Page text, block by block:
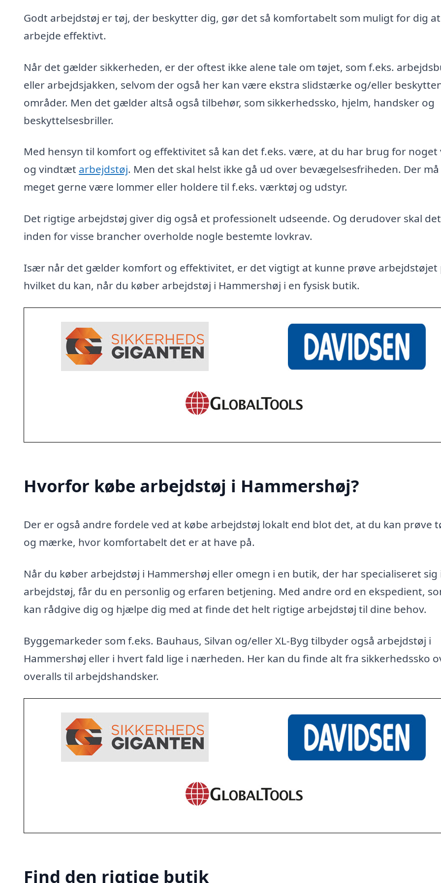
Godt arbejdstøj er tøj, der beskytter dig, gør det så komfortabelt som muligt for dig at
arbejde effektivt.
Når det gælder sikkerheden, er der oftest ikke alene tale om tøjet, som f.eks.
eller arbejdsjakken, selvom der også her kan være ekstra slidstærke og/eller
områder. Men det gælder altså også tilbehør, som sikkerhedssko, hjelm, handsker og
beskyttelsesbriller.
Med hensyn til komfort og effektivitet så kan det f.eks. være, at du har brug for noget
og vindtæt arbejdstøj. Men det skal helst ikke gå ud over bevægelsesfriheden. Der
meget gerne være lommer eller holdere til f.eks. værktøj og udstyr.
Det rigtige arbejdstøj giver dig også et professionelt udseende. Og derudover skal det
inden for visse brancher overholde nogle bestemte lovkrav.
Især når det gælder komfort og effektivitet, er det vigtigt at kunne prøve arbejdstøjet
hvilket du kan, når du køber arbejdstøj i Hammershøj i en fysisk butik.
Hvorfor købe arbejdstøj i Hammershøj?
Der er også andre fordele ved at købe arbejdstøj lokalt end blot det, at du kan prøve
og mærke, hvor komfortabelt det er at have på.
Når du køber arbejdstøj i Hammershøj eller omegn i en butik, der har specialiseret sig
arbejdstøj, får du en personlig og erfaren betjening. Med andre ord en ekspedient,
kan rådgive dig og hjælpe dig med at finde det helt rigtige arbejdstøj til dine behov.
Byggemarkeder som f.eks. Bauhaus, Silvan og/eller XL-Byg tilbyder også arbejdstøj i
Hammershøj eller i hvert fald lige i nærheden. Her kan du finde alt fra sikkerhedssko
overalls til arbejdshandsker.
Find den rigtige butik